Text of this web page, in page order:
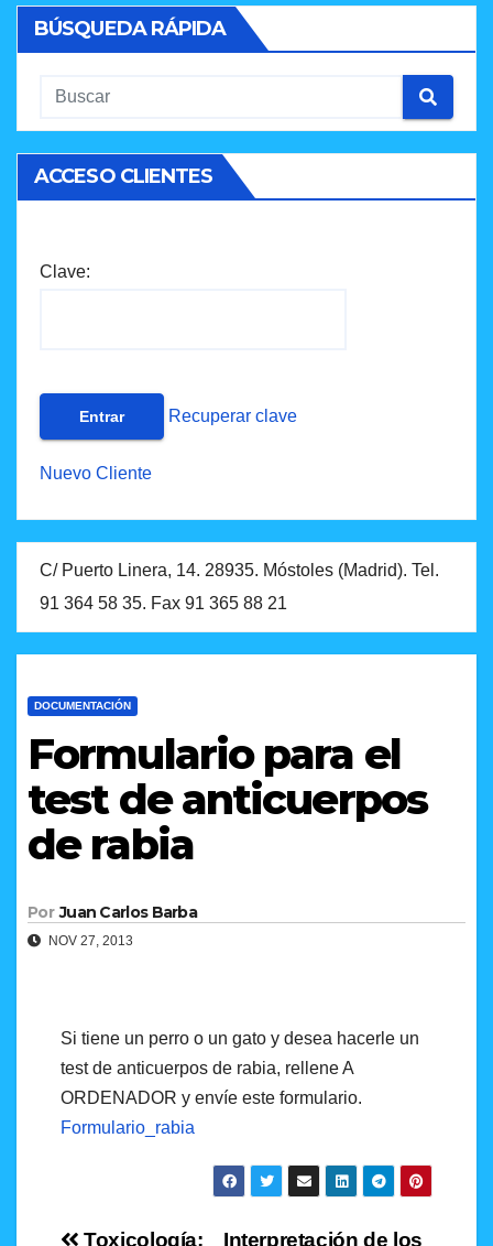
BÚSQUEDA RÁPIDA
ACCESO CLIENTES
Clave:
Recuperar clave
Nuevo Cliente
C/ Puerto Linera, 14. 28935. Móstoles (Madrid). Tel.
91 364 58 35. Fax 91 365 88 21
DOCUMENTACIÓN
Formulario para el
test de anticuerpos
de rabia
Por Juan Carlos Barba
NOV 27, 2013
Si tiene un perro o un gato y desea hacerle un
test de anticuerpos de rabia, rellene A
ORDENADOR y envíe este formulario.
Formulario_rabia
Interpretación de los
Toxicología: